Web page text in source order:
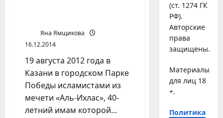
Яна Ямщикова
16.12.2014
19 августа 2012 года в
Казани в городском Парке
Победы исламистами из
мечети «Аль-Ихлас», 40-
летний имам которой...
(ст. 1274 ГК
РФ).
Авторские
права
защищены.
Материалы
для лиц 18
+.
Политика